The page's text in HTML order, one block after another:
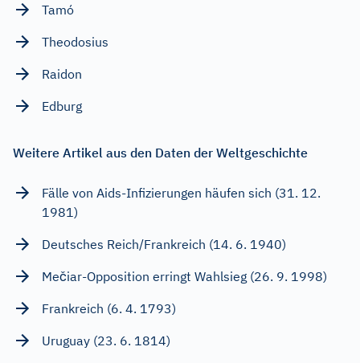
Tamó
Theodosius
Raidon
Edburg
Weitere Artikel aus den Daten der Weltgeschichte
Fälle von Aids-Infizierungen häufen sich (31. 12.
1981)
Deutsches Reich/Frankreich (14. 6. 1940)
Mečiar-Opposition erringt Wahlsieg (26. 9. 1998)
Frankreich (6. 4. 1793)
Uruguay (23. 6. 1814)